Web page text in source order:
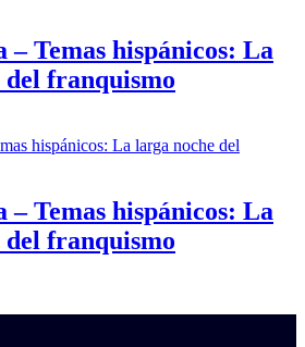
– Temas hispánicos: La
del franquismo
– Temas hispánicos: La
del franquismo